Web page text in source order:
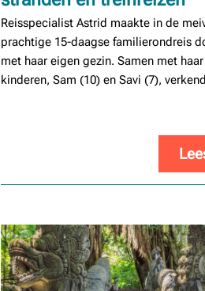
Reisspecialist Astrid maakte in de
prachtige 15-daagse familierondreis
met haar eigen gezin. Samen met
kinderen, Sam (10) en Savi (7),